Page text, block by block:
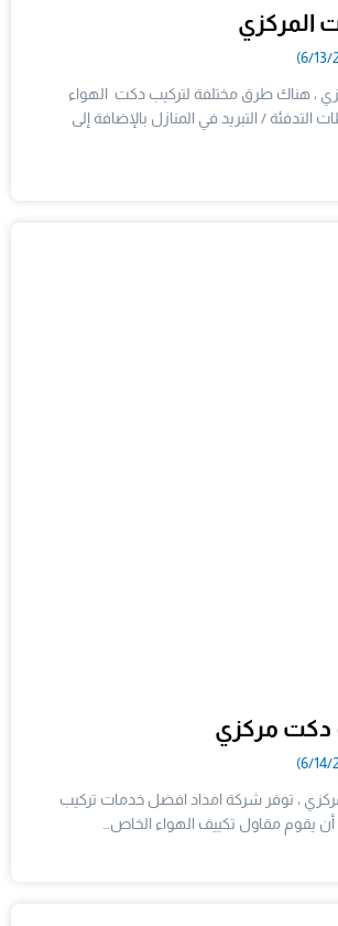
المركزي
، هناك طرق مختلفة لتركيب دكت الهواء
التدفئة / التبريد في المنازل بالإضافة إلى
دكت مركزي
، توفر شركة امداد افضل خدمات تركيب
يقوم مقاول تكييف الهواء الخاص…